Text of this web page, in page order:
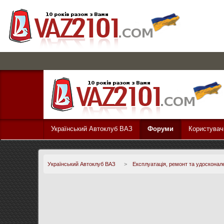
Український Автоклуб ВАЗ Форуми
Український Автоклуб ВАЗ > Експлуатація, ремонт та